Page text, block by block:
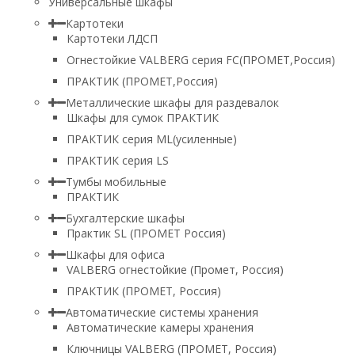
Картотеки
Картотеки ЛДСП
Огнестойкие VALBERG серия FC(ПРОМЕТ,Россия)
ПРАКТИК (ПРОМЕТ,Россия)
Металлические шкафы для раздевалок
Шкафы для сумок ПРАКТИК
ПРАКТИК серия ML(усиленные)
ПРАКТИК серия LS
Тумбы мобильные
ПРАКТИК
Бухгалтерские шкафы
Практик SL (ПРОМЕТ Россия)
Шкафы для офиса
VALBERG огнестойкие (Промет, Россия)
ПРАКТИК (ПРОМЕТ, Россия)
Автоматические системы хранения
Автоматические камеры хранения
Ключницы VALBERG (ПРОМЕТ, Россия)